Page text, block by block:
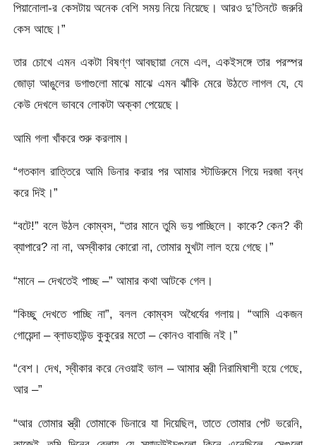
পিয়ানোলা-র কেসটায় অনেক বেশি সময় নিয়ে নিয়েছে। আরও দু’তিনটে জরুরি
কেস আছে।”
তার চোখে এমন একটা বিষণ্ণ আবছায়া নেমে এল, একইসঙ্গে তার পরস্পর
জোড়া আঙুলের ডগাগুলো মাঝে মাঝে এমন ঝাঁকি মেরে উঠতে লাগল যে, যে
কেউ দেখলে ভাববে লোকটা অক্কা পেয়েছে।
আমি গলা খাঁকরে শুরু করলাম।
“গতকাল রাত্তিরে আমি ডিনার করার পর আমার স্টাডিরুমে গিয়ে দরজা বন্ধ
করে দিই।”
“বটে!” বলে উঠল কোম্বস, “তার মানে তুমি ভয় পাচ্ছিলে। কাকে? কেন? কী
ব্যাপারে? না না, অস্বীকার কোরো না, তোমার মুখটা লাল হয়ে গেছে।”
“মানে – দেখতেই পাচ্ছ –” আমার কথা আটকে গেল।
“কিচ্ছু দেখতে পাচ্ছি না”, বলল কোম্বস অধৈর্যের গলায়। “আমি একজন
গোয়েন্দা – ব্লাডহাউন্ড কুকুরের মতো – কোনও বাবাজি নই।”
“বেশ। দেখ, স্বীকার করে নেওয়াই ভাল – আমার স্ত্রী নিরামিষাশী হয়ে গেছে,
আর –”
“আর তোমার স্ত্রী তোমাকে ডিনারে যা দিয়েছিল, তাতে তোমার পেট ভরেনি,